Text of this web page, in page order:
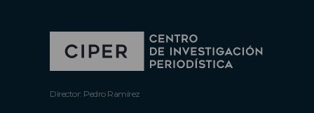
Director: Pedro Ramírez